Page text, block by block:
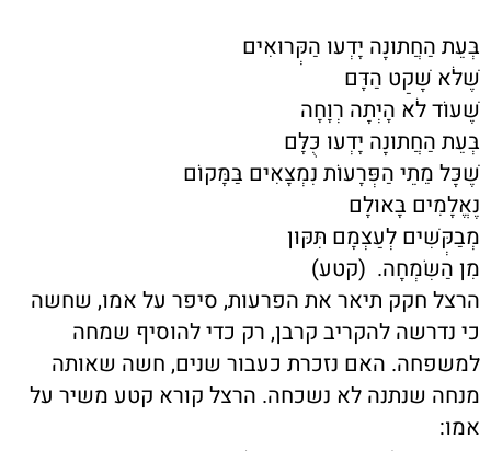
בְּעֵת הַחֲתוּנָה יָדְעוּ הַקְּרוּאִים
שֶׁלֹּא שָׁקַט הַדָּם
שֶׁעוֹד לֹא הָיְתָה רְוָחָה
בְּעֵת הַחֲתוּנָה יָדְעוּ כֻּלָּם
שֶׁכָּל מֵתֵי הַפְּרָעוֹת נִמְצָאִים בַּמָּקוֹם
נֶאֱלָמִים בָּאוּלָם
מְבַקְּשִׁים לְעַצְמָם תִּקּוּן
מִן הַשִּׂמְחָה. (קטע)
הרצל חקק תיאר את הפרעות, סיפר על אמו, שחשה
כי נדרשה להקריב קרבן, רק כדי להוסיף שמחה
למשפחה. האם נזכרת כעבור שנים, חשה שאותה
מנחה שנתנה לא נשכחה. הרצל קורא קטע משיר על
אמו: